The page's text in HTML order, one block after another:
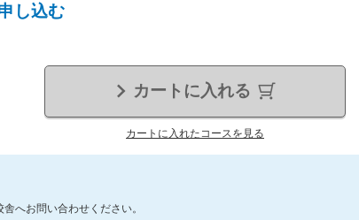
し込む
カートに入れる
カートに入れたコースを見る
へお問い合わせください。